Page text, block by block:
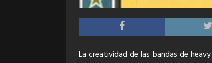
La creatividad de las bandas de